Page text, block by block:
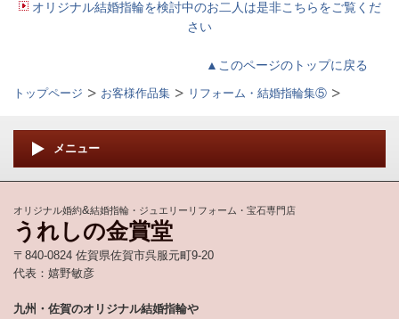
オリジナル結婚指輪を検討中のお二人は是非こちらをご覧くだ
さい
▲このページのトップに戻る
トップページ お客様作品集 リフォーム・結婚指輪集⑤
メニュー
オリジナル婚約&結婚指輪・ジュエリーリフォーム・宝石専門店
うれしの金賞堂
〒840-0824 佐賀県佐賀市呉服元町9-20
代表：嬉野敏彦
九州・佐賀のオリジナル結婚指輪や